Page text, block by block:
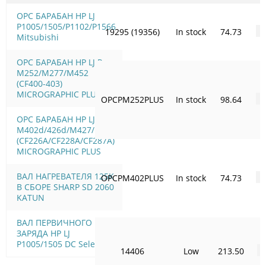
OPC БАРАБАН HP LJ
P1005/1505/Р1102/Р1566
Mitsubishi
OPC БАРАБАН HP LJ Pro
M252/M277/M452
(CF400-403)
MICROGRAPHIC PLUS
OPC БАРАБАН HP LJ Pro
M402d/426d/M427/M506
(CF226A/CF228A/CF287A)
MICROGRAPHIC PLUS
ВАЛ НАГРЕВАТЕЛЯ 125K
В СБОРЕ SHARP SD 2060
KATUN
ВАЛ ПЕРВИЧНОГО
ЗАРЯДА HP LJ
P1005/1505 DC Select
19295 (19356) In stock 74.73
OPCPM252PLUS In stock 98.64
OPCPM402PLUS In stock 74.73
14406 Low 213.50